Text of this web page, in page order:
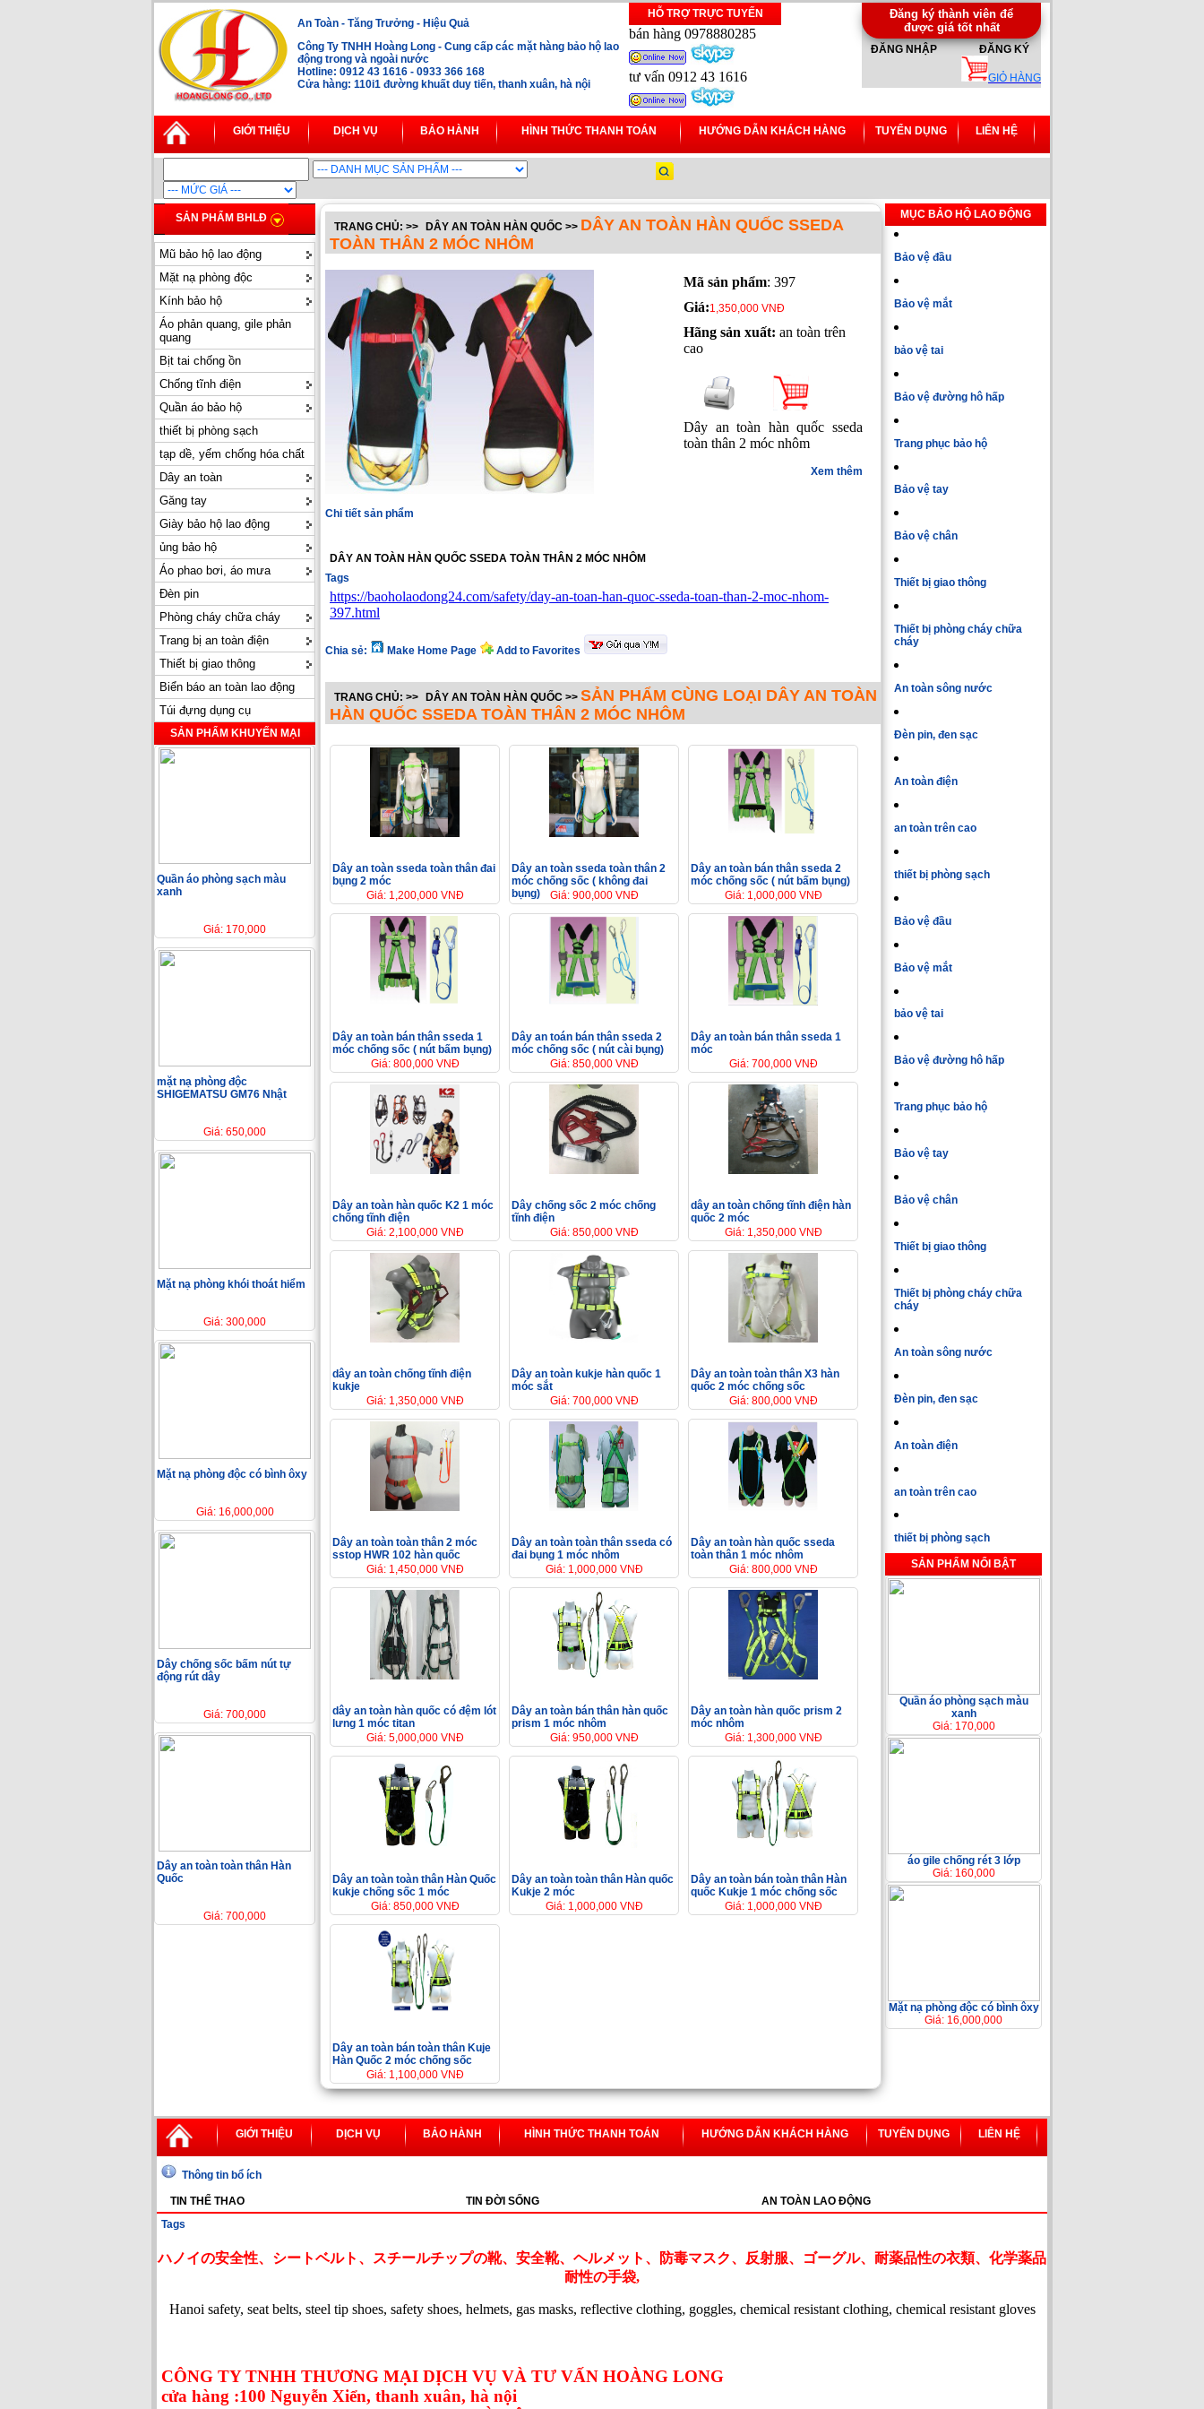
An Toàn - Tăng Trưởng - Hiệu Quả
Công Ty TNHH Hoàng Long - Cung cấp các mặt hàng bảo hộ lao
động trong và ngoài nước
Hotline: 0912 43 1616 - 0933 366 168
Cửa hàng: 110i1 đường khuất duy tiến, thanh xuân, hà nội
HỖ TRỢ TRỰC TUYẾN
bán hàng 0978880285
tư vấn 0912 43 1616
Đăng ký thành viên để
được giá tốt nhất
ĐĂNG NHẬP ĐĂNG KÝ
GIỎ HÀNG
GIỚI THIỆU DỊCH VỤ BẢO HÀNH HÌNH THỨC THANH TOÁN HƯỚNG DẪN KHÁCH HÀNG TUYỂN DỤNG LIÊN HỆ
SẢN PHẨM BHLĐ
Mũ bảo hộ lao động
Mặt nạ phòng độc
Kính bảo hộ
Áo phản quang, gile phản
quang
Bịt tai chống ồn
Chống tĩnh điện
Quần áo bảo hộ
thiết bị phòng sạch
tạp dề, yếm chống hóa chất
Dây an toàn
Găng tay
Giày bảo hộ lao động
ủng bảo hộ
Áo phao bơi, áo mưa
Đèn pin
Phòng cháy chữa cháy
Trang bị an toàn điện
Thiết bị giao thông
Biển báo an toàn lao động
Túi đựng dụng cụ
SẢN PHẨM KHUYẾN MẠI
Quần áo phòng sạch màu
xanh
Giá: 170,000
mặt nạ phòng độc
SHIGEMATSU GM76 Nhật
Giá: 650,000
Mặt nạ phòng khói thoát hiểm
Giá: 300,000
Mặt nạ phòng độc có bình ôxy
Giá: 16,000,000
Dây chống sốc bấm nút tự
động rút dây
Giá: 700,000
Dây an toàn toàn thân Hàn
Quốc
Giá: 700,000
TRANG CHỦ: >> DÂY AN TOÀN HÀN QUỐC >> DÂY AN TOÀN HÀN QUỐC SSEDA
TOÀN THÂN 2 MÓC NHÔM
Mã sản phẩm: 397
Giá:1,350,000 VNĐ
Hãng sản xuất: an toàn trên
cao
Dây an toàn hàn quốc sseda
toàn thân 2 móc nhôm
Xem thêm
Chi tiết sản phẩm
DÂY AN TOÀN HÀN QUỐC SSEDA TOÀN THÂN 2 MÓC NHÔM
Tags
https://baoholaodong24.com/safety/day-an-toan-han-quoc-sseda-toan-than-2-moc-nhom-
397.html
Chia sẻ: Make Home Page Add to Favorites
TRANG CHỦ: >> DÂY AN TOÀN HÀN QUỐC >> SẢN PHẨM CÙNG LOẠI DÂY AN TOÀN
HÀN QUỐC SSEDA TOÀN THÂN 2 MÓC NHÔM
Dây an toàn sseda toàn thân đai
bụng 2 móc
Giá: 1,200,000 VNĐ
Dây an toàn sseda toàn thân 2
móc chống sốc ( không đai
bụng)
Giá: 900,000 VNĐ
Dây an toàn bán thân sseda 2
móc chống sốc ( nút bấm bụng)
Giá: 1,000,000 VNĐ
Dây an toàn bán thân sseda 1
móc chống sốc ( nút bấm bụng)
Giá: 800,000 VNĐ
Dây an toán bán thân sseda 2
móc chống sốc ( nút cài bụng)
Giá: 850,000 VNĐ
Dây an toàn bán thân sseda 1
móc
Giá: 700,000 VNĐ
Dây an toàn hàn quốc K2 1 móc
chống tĩnh điện
Giá: 2,100,000 VNĐ
Dây chống sốc 2 móc chống
tĩnh điện
Giá: 850,000 VNĐ
dây an toàn chống tĩnh điện hàn
quốc 2 móc
Giá: 1,350,000 VNĐ
dây an toàn chống tĩnh điện
kukje
Giá: 1,350,000 VNĐ
Dây an toàn kukje hàn quốc 1
móc sắt
Giá: 700,000 VNĐ
Dây an toàn toàn thân X3 hàn
quốc 2 móc chống sốc
Giá: 800,000 VNĐ
Dây an toàn toàn thân 2 móc
sstop HWR 102 hàn quốc
Giá: 1,450,000 VNĐ
Dây an toàn toàn thân sseda có
đai bụng 1 móc nhôm
Giá: 1,000,000 VNĐ
Dây an toàn hàn quốc sseda
toàn thân 1 móc nhôm
Giá: 800,000 VNĐ
dây an toàn hàn quốc có đệm lót
lưng 1 móc titan
Giá: 5,000,000 VNĐ
Dây an toàn bán thân hàn quốc
prism 1 móc nhôm
Giá: 950,000 VNĐ
Dây an toàn hàn quốc prism 2
móc nhôm
Giá: 1,300,000 VNĐ
Dây an toàn toàn thân Hàn Quốc
kukje chống sốc 1 móc
Giá: 850,000 VNĐ
Dây an toàn toàn thân Hàn quốc
Kukje 2 móc
Giá: 1,000,000 VNĐ
Dây an toàn bán toàn thân Hàn
quốc Kukje 1 móc chống sốc
Giá: 1,000,000 VNĐ
Dây an toàn bán toàn thân Kuje
Hàn Quốc 2 móc chống sốc
Giá: 1,100,000 VNĐ
MỤC BẢO HỘ LAO ĐỘNG
Bảo vệ đầu
Bảo vệ mắt
bảo vệ tai
Bảo vệ đường hô hấp
Trang phục bảo hộ
Bảo vệ tay
Bảo vệ chân
Thiết bị giao thông
Thiết bị phòng cháy chữa
cháy
An toàn sông nước
Đèn pin, đen sạc
An toàn điện
an toàn trên cao
thiết bị phòng sạch
Bảo vệ đầu
Bảo vệ mắt
bảo vệ tai
Bảo vệ đường hô hấp
Trang phục bảo hộ
Bảo vệ tay
Bảo vệ chân
Thiết bị giao thông
Thiết bị phòng cháy chữa
cháy
An toàn sông nước
Đèn pin, đen sạc
An toàn điện
an toàn trên cao
thiết bị phòng sạch
SẢN PHẨM NỔI BẬT
Quần áo phòng sạch màu
xanh
Giá: 170,000
áo gile chống rét 3 lớp
Giá: 160,000
Mặt nạ phòng độc có bình ôxy
Giá: 16,000,000
GIỚI THIỆU DỊCH VỤ BẢO HÀNH HÌNH THỨC THANH TOÁN HƯỚNG DẪN KHÁCH HÀNG TUYỂN DỤNG LIÊN HỆ
Thông tin bổ ích
TIN THỂ THAO TIN ĐỜI SỐNG
AN TOÀN LAO ĐỘNG
Tags
ハノイの安全性、シートベルト、スチールチップの靴、安全靴、ヘルメット、防毒マスク、反射服、ゴーグル、耐薬品性の衣類、化学薬品
耐性の手袋,
Hanoi safety, seat belts, steel tip shoes, safety shoes, helmets, gas masks, reflective clothing, goggles, chemical resistant clothing, chemical resistant gloves
CÔNG TY TNHH THƯƠNG MẠI DỊCH VỤ VÀ TƯ VẤN HOÀNG LONG
cửa hàng :100 Nguyễn Xiển, thanh xuân, hà nội